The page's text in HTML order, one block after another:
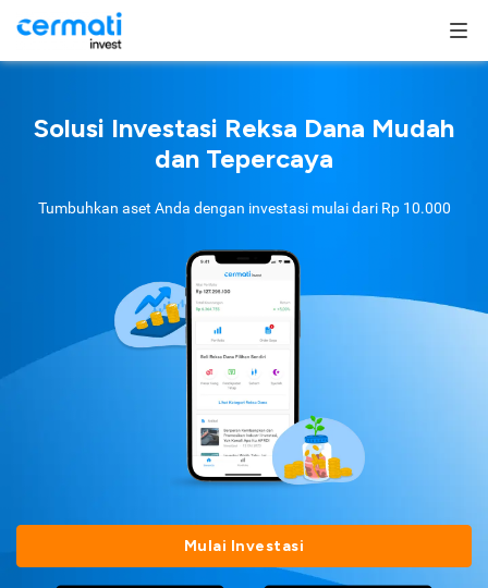
Solusi Investasi Reksa Dana Mudah
dan Tepercaya
Tumbuhkan aset Anda dengan investasi mulai dari Rp 10.000
Mulai Investasi